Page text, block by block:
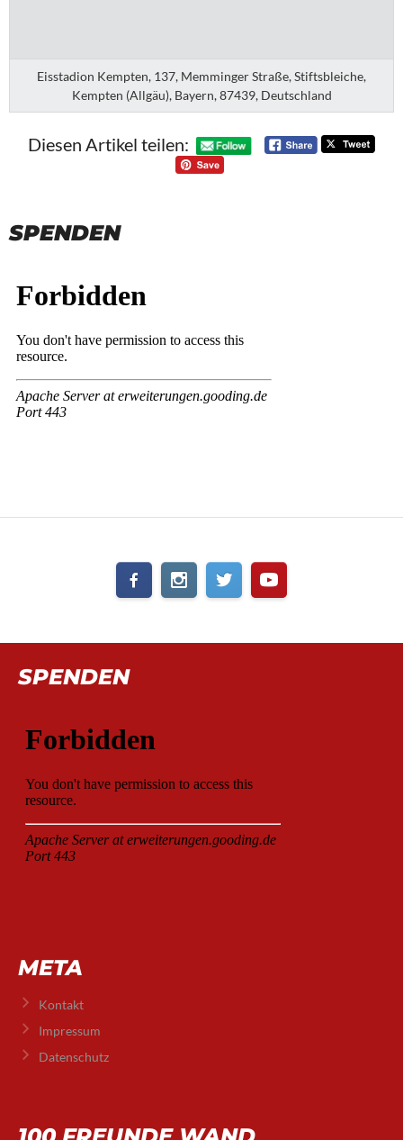
Eisstadion Kempten, 137, Memminger Straße, Stiftsbleiche,
Kempten (Allgäu), Bayern, 87439, Deutschland
Diesen Artikel teilen:
SPENDEN
SPENDEN
META
Kontakt
Impressum
Datenschutz